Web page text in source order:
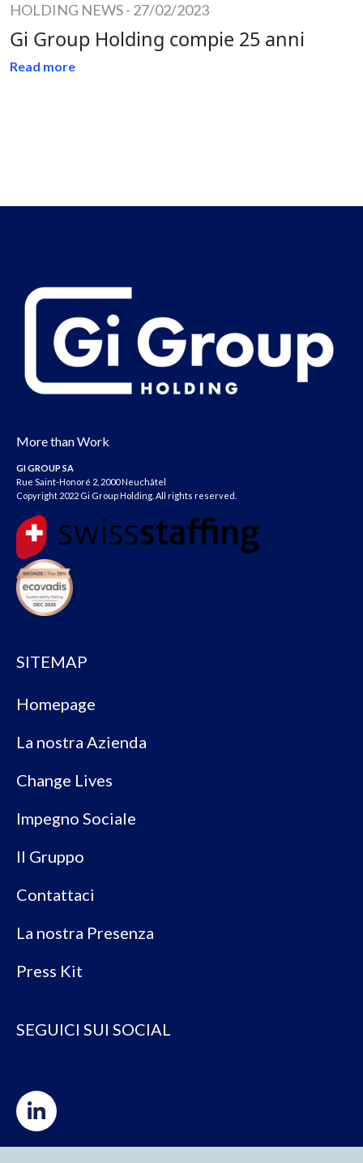
HOLDING NEWS- 27/02/2023
Gi Group Holding compie 25 anni
Read more
More than Work
GI GROUP SA
Rue Saint-Honoré 2, 2000 Neuchâtel
Copyright 2022 Gi Group Holding. All rights reserved.
SITEMAP
Homepage
La nostra Azienda
Change Lives
Impegno Sociale
Il Gruppo
Contattaci
La nostra Presenza
Press Kit
SEGUICI SUI SOCIAL